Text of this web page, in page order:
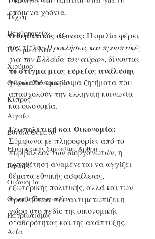
Τέχνη
Πανθρησκεία
Πολεμικά Νέα
Χιούμορ
Θεωρία Συνωμοσίας
Κύπρος
Αιγαίο
Εθνικά Θέματα
Εξαιρετικής Σημασίας Άρθρα
Ισραήλ
Οικονομία
Θεωρία Συνομωσίας
Πατριωτισμός
Ασία
επόμενα χρόνια.
Ο θεματικός άξονας: Η ομιλία φέρει
τον τίτλο «Προκλήσεις και προοπτικές
για την Ελλάδα του αύριο», δίνοντας
το στίγμα μιας ευρείας ανάλυσης
γύρω από τα κρίσιμα ζητήματα που
απασχολούν την ελληνική κοινωνία
και οικονομία.
Γεωπολιτική και Οικονομία:
Σύμφωνα με πληροφορίες από το
περιβάλλον των διοργανωτών, η
τοποθέτηση αναμένεται να αγγίξει
θέματα εθνικής ασφάλειας,
εξωτερικής πολιτικής, αλλά και των
προκλήσεων που αντιμετωπίζει η
χώρα στο πεδίο της οικονομικής
σταθερότητας και της ανάπτυξης.